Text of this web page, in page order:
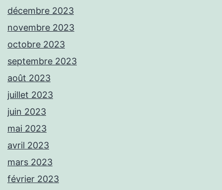
décembre 2023
novembre 2023
octobre 2023
septembre 2023
août 2023
juillet 2023
juin 2023
mai 2023
avril 2023
mars 2023
février 2023